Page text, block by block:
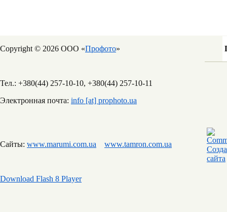
Copyright © 2026 ООО «Профото»
Тел.: +380(44) 257-10-10, +380(44) 257-10-11
Электронная почта: info [at] prophoto.ua
Сайты: www.marumi.com.ua www.tamron.com.ua
Download Flash 8 Player